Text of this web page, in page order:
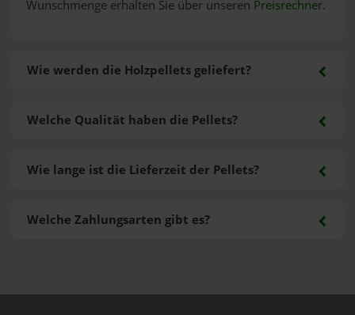
Wunschmenge erhalten Sie über unseren Preisrechner.
Wie werden die Holzpellets geliefert?
Welche Zahlungsarten gibt es?
Welche Qualität haben die Pellets?
Wie lange ist die Lieferzeit der Pellets?